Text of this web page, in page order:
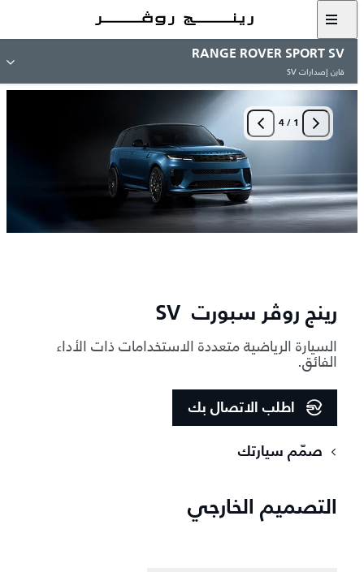
RANGE ROVER SPORT SV
قارن إصدارات SV
رينج روڤر سبورت SV
السيارة الرياضية متعددة الاستخدامات ذات الأداء
الفائق.
اطلب الاتصال بك
صمّم سيارتك
1
/
4
التصميم الخارجي